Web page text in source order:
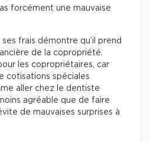
forcément une mauvaise
frais démontre qu’il prend
de la copropriété.
les copropriétaires, car
cotisations spéciales
aller chez le dentiste
agréable que de faire
de mauvaises surprises à